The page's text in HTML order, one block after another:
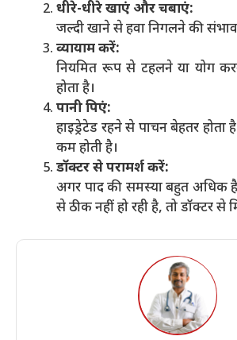
धीरे-धीरे खाएं और चबाएं:
जल्दी खाने से हवा निगलने की
व्यायाम करें:
नियमित रूप से टहलने या योग
होता है।
पानी पिएं:
हाइड्रेटेड रहने से पाचन बेहतर
कम होती है।
डॉक्टर से परामर्श करें:
अगर पाद की समस्या बहुत अधिक
से ठीक नहीं हो रही है, तो डॉक्टर से